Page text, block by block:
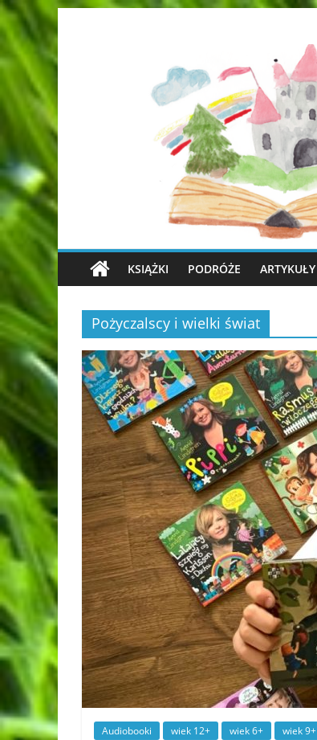
KSIĄŻKI PODRÓŻE ARTYKUŁY
Pożyczalscy i wielki świat
Audiobooki wiek 12+ wiek 6+ wiek 9+